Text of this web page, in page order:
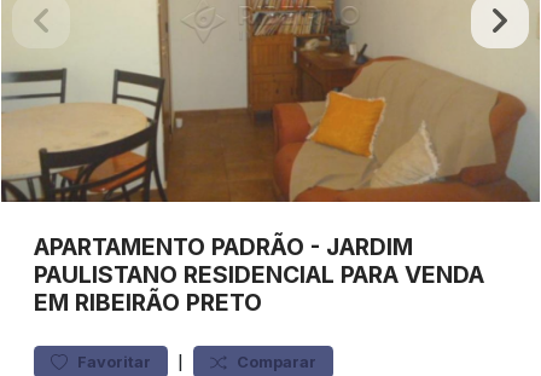
APARTAMENTO PADRÃO - JARDIM
PAULISTANO RESIDENCIAL PARA VENDA
EM RIBEIRÃO PRETO
Favoritar | Comparar